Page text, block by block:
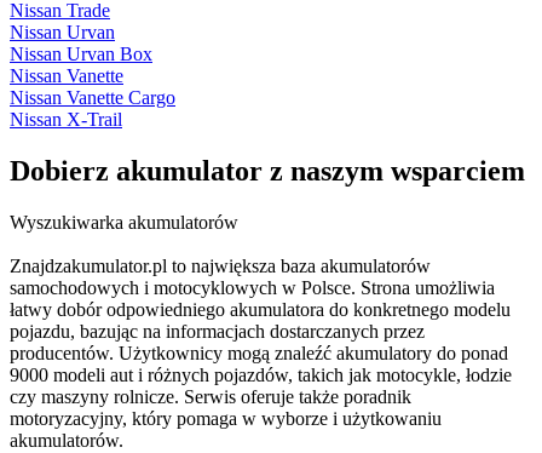
Nissan Trade
Nissan Urvan
Nissan Urvan Box
Nissan Vanette
Nissan Vanette Cargo
Nissan X-Trail
Dobierz akumulator z naszym wsparciem
Wyszukiwarka akumulatorów
Znajdzakumulator.pl to największa baza akumulatorów
samochodowych i motocyklowych w Polsce. Strona umożliwia
łatwy dobór odpowiedniego akumulatora do konkretnego modelu
pojazdu, bazując na informacjach dostarczanych przez
producentów. Użytkownicy mogą znaleźć akumulatory do ponad
9000 modeli aut i różnych pojazdów, takich jak motocykle, łodzie
czy maszyny rolnicze. Serwis oferuje także poradnik
motoryzacyjny, który pomaga w wyborze i użytkowaniu
akumulatorów.